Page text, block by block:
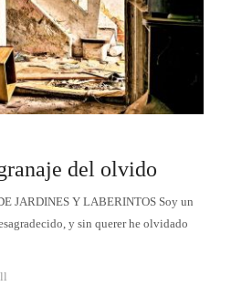
del olvido
JARDINES Y LABERINTOS Soy un
y sin querer he olvidado